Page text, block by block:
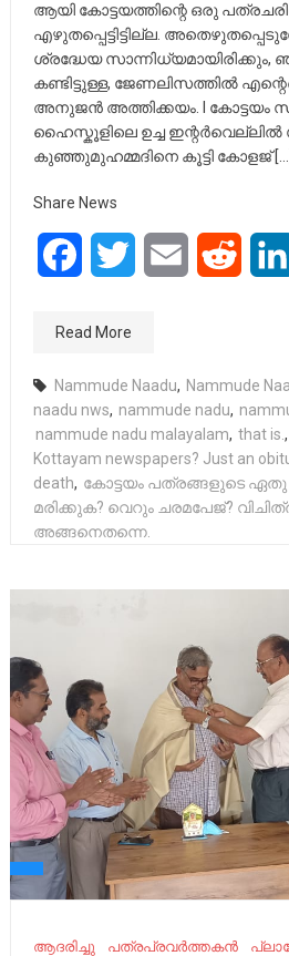
ആയി കോട്ടയത്തിന്റെ ഒരു
എഴുതപ്പെട്ടിട്ടില്ല.
ശ്രദ്ധേയ സാന്നിധ്യമായിരിക്കും,
കണ്ടിട്ടുള്ള, ജേണലിസത്തിൽ
അനുജൻ അത്തിക്കയം. I
ഹൈസ്കൂളിലെ ഉച്ച ഇന്റർവെല്ലിൽ
കുഞ്ഞുമുഹമ്മദിനെ കൂട്ടി കോളജ് […]
Share News
FacebookTwitter Email Reddit
Read More
Nammude Naadu, Nammude
naadu nws, nammude nadu,
nammude nadu malayalam, that is.,
Kottayam newspapers? Just an
death, കോട്ടയം പത്രങ്ങളുടെ ഏതു
മരിക്കുക? വെറും ചരമപേജ്?
അങ്ങനെതന്നെ.
ആദരിച്ചു പത്രപ്രവർത്തകൻ